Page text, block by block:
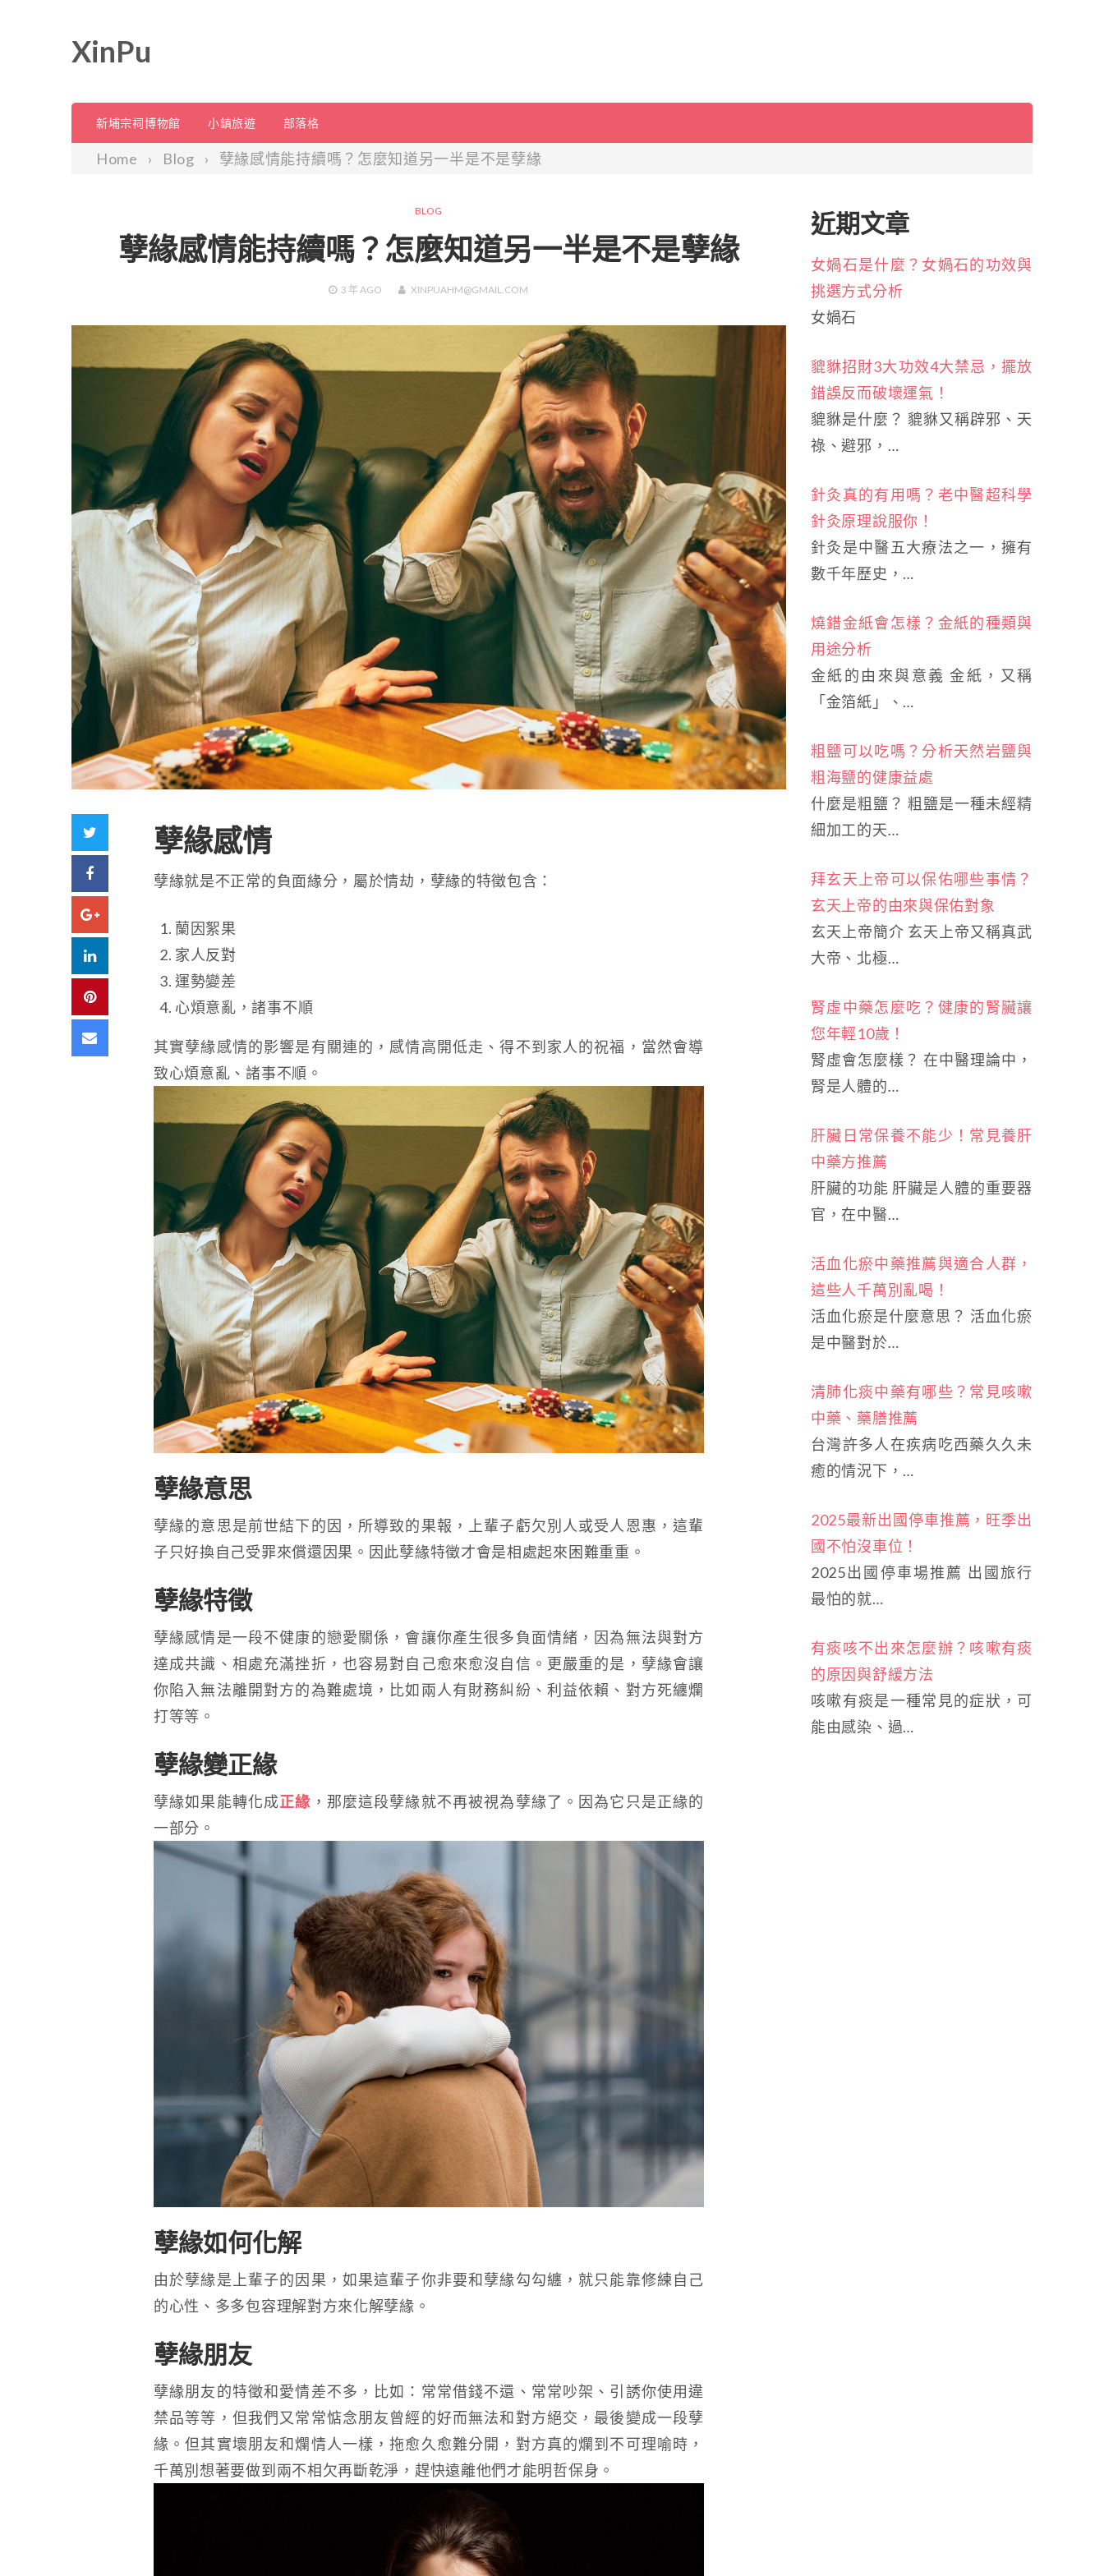
XinPu
新埔宗祠博物館 小鎮旅遊 部落格
Home Blog 孽緣感情能持續嗎？怎麼知道另一半是不是孽緣
BLOG
孽緣感情能持續嗎？怎麼知道另一半是不是孽緣
3 年AGO XINPUAHM@GMAIL.COM
Facebook
Google+
LinkedIn
Pinterest
Email
孽緣感情
孽緣就是不正常的負面緣分，屬於情劫，孽緣的特徵包含：
蘭因絮果
家人反對
運勢變差
心煩意亂，諸事不順
其實孽緣感情的影響是有關連的，感情高開低走、得不到家人的祝福，當然會導
致心煩意亂、諸事不順。
孽緣意思
孽緣的意思是前世結下的因，所導致的果報，上輩子虧欠別人或受人恩惠，這輩
子只好換自己受罪來償還因果。因此孽緣特徵才會是相處起來困難重重。
孽緣特徵
孽緣感情是一段不健康的戀愛關係，會讓你產生很多負面情緒，因為無法與對方
達成共識、相處充滿挫折，也容易對自己愈來愈沒自信。更嚴重的是，孽緣會讓
你陷入無法離開對方的為難處境，比如兩人有財務糾紛、利益依賴、對方死纏爛
打等等。
孽緣變正緣
孽緣如果能轉化成正緣 ，那麼這段孽緣就不再被視為孽緣了。因為它只是正緣的
一部分。
孽緣如何化解
由於孽緣是上輩子的因果，如果這輩子你非要和孽緣勾勾纏，就只能靠修練自己
的心性、多多包容理解對方來化解孽緣。
孽緣朋友
孽緣朋友的特徵和愛情差不多，比如：常常借錢不還、常常吵架、引誘你使用違
禁品等等，但我們又常常惦念朋友曾經的好而無法和對方絕交，最後變成一段孽
緣。但其實壞朋友和爛情人一樣，拖愈久愈難分開，對方真的爛到不可理喻時，
千萬別想著要做到兩不相欠再斷乾淨，趕快遠離他們才能明哲保身。
近期文章
女媧石是什麼？女媧石的功效與
挑選方式分析
女媧石
貔貅招財3大功效4大禁忌，擺放
錯誤反而破壞運氣！
貔貅是什麼？ 貔貅又稱辟邪、天
祿、避邪，…
針灸真的有用嗎？老中醫超科學
針灸原理說服你！
針灸是中醫五大療法之一，擁有
數千年歷史，…
燒錯金紙會怎樣？金紙的種類與
用途分析
金紙的由來與意義 金紙，又稱
「金箔紙」、…
粗鹽可以吃嗎？分析天然岩鹽與
粗海鹽的健康益處
什麼是粗鹽？ 粗鹽是一種未經精
細加工的天…
拜玄天上帝可以保佑哪些事情？
玄天上帝的由來與保佑對象
玄天上帝簡介 玄天上帝又稱真武
大帝、北極…
腎虛中藥怎麼吃？健康的腎臟讓
您年輕10歲！
腎虛會怎麼樣？ 在中醫理論中，
腎是人體的…
肝臟日常保養不能少！常見養肝
中藥方推薦
肝臟的功能 肝臟是人體的重要器
官，在中醫…
活血化瘀中藥推薦與適合人群，
這些人千萬別亂喝！
活血化瘀是什麼意思？ 活血化瘀
是中醫對於…
清肺化痰中藥有哪些？常見咳嗽
中藥、藥膳推薦
台灣許多人在疾病吃西藥久久未
癒的情況下，…
2025最新出國停車推薦，旺季出
國不怕沒車位！
2025出國停車場推薦 出國旅行
最怕的就…
有痰咳不出來怎麼辦？咳嗽有痰
的原因與舒緩方法
咳嗽有痰是一種常見的症狀，可
能由感染、過…